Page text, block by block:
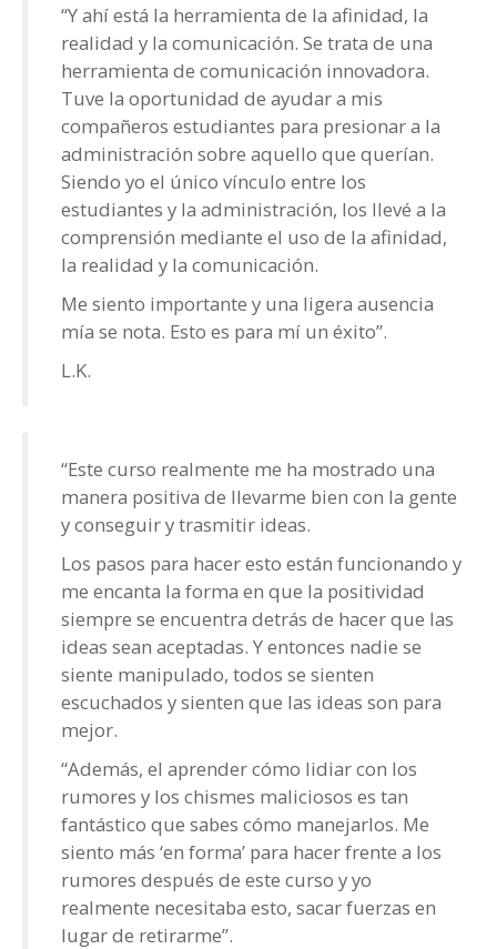
“Y ahí está la herramienta de la afinidad, la
realidad y la comunicación. Se trata de una
herramienta de comunicación innovadora.
Tuve la oportunidad de ayudar a mis
compañeros estudiantes para presionar a la
administración sobre aquello que querían.
Siendo yo el único vínculo entre los
estudiantes y la administración, los llevé a la
comprensión mediante el uso de la afinidad,
la realidad y la comunicación.
Me siento importante y una ligera ausencia
mía se nota. Esto es para mí un éxito”.
L.K.
“Este curso realmente me ha mostrado una
manera positiva de llevarme bien con la gente
y conseguir y trasmitir ideas.
Los pasos para hacer esto están funcionando y
me encanta la forma en que la positividad
siempre se encuentra detrás de hacer que las
ideas sean aceptadas. Y entonces nadie se
siente manipulado, todos se sienten
escuchados y sienten que las ideas son para
mejor.
“Además, el aprender cómo lidiar con los
rumores y los chismes maliciosos es tan
fantástico que sabes cómo manejarlos. Me
siento más ‘en forma’ para hacer frente a los
rumores después de este curso y yo
realmente necesitaba esto, sacar fuerzas en
lugar de retirarme”.